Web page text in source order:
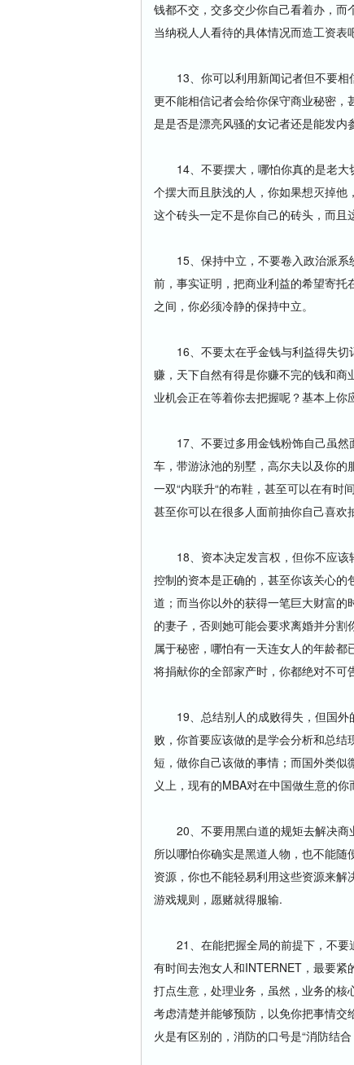
钱都不交，交多交少你自己看着办，
当纳税人人看待的具体情况而造工资表
13、你可以利用新闻记者但不要相
更不能相信记者会给你保守商业秘密
是是否是漂亮风骚的女记者还是能发内
14、不要摆大，哪怕你真的是老大
个摆大而且肤浅的人，你如果想灭掉他
这个砖头一定不是你自己的砖头，而且
15、保持中立，不要卷入政治派系
前，事实证明，把商业利益的希望寄
之间，你必须冷静的保持中立。
16、不要太在乎金钱与利益得失切
赚，天下自然有得是你赚不完的钱和
业机会正在等着你去把握呢？基本上你
17、不要过多用金钱粉饰自己虽然
车，带游泳池的别墅，高尔夫以及你
一双“内联升“的布鞋，甚至可以在有
甚至你可以在很多人面前抽你自己喜欢
18、资本决定发言权，但你不应该
控制的资本是正确的，甚至你该关心
道；而当你以外的获得一笔巨大财富
的妻子，否则她可能会要求离婚并分
属于秘密，哪怕有一天连女人的年龄
将捐献你的全部家产时，你都绝对不可
19、总结别人的成败得失，但国外
败，你首要应该做的是学会分析和总
短，做你自己该做的事情；而国外类
义上，现有的MBA对在中国做生意的你
20、不要用黑白道的规矩去解决商
所以哪怕你确实是黑道人物，也不能
资源，你也不能轻易利用这些资源来
游戏规则，愿赌就得服输.
21、在能把握全局的前提下，不要
有时间去泡女人和INTERNET，最要
打点生意，处理业务，虽然，业务的
考虑清楚并能够预防，以免你把事情
火是有区别的，消防的口号是“消防结合